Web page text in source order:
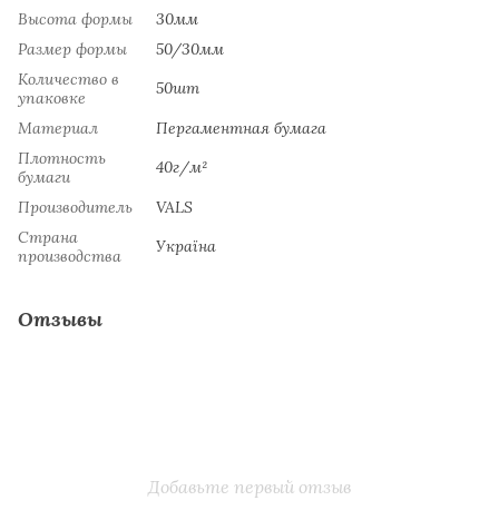
Высота формы
30мм
Размер формы
50/30мм
Количество в
упаковке
50шт
Материал
Пергаментная бумага
Плотность
бумаги
40г/м²
Производитель
VALS
Страна
производства
Україна
Отзывы
Добавьте первый отзыв